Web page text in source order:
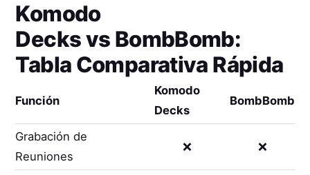
Komodo
Decksvs BombBomb:
Tabla Comparativa Rápida
Función
Komodo
Decks
BombBomb
Grabación de
Reuniones
❌ ❌